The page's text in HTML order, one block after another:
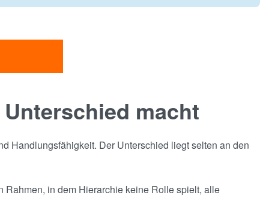
macht
Handlungsfähigkeit. Der Unterschied liegt selten an den
Rahmen, in dem Hierarchie keine Rolle spielt, alle